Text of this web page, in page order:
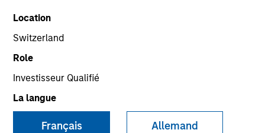
Location
Switzerland
Role
Investisseur Qualifié
La langue
Français Allemand